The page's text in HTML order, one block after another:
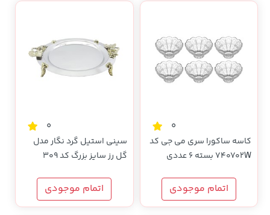
0
کاسه ساکورا سری می جی کد
740702W بسته 6 عددی
اتمام موجودی
0
سینی استیل گرد نگار مدل
گل رز سایز بزرگ کد 309
اتمام موجودی